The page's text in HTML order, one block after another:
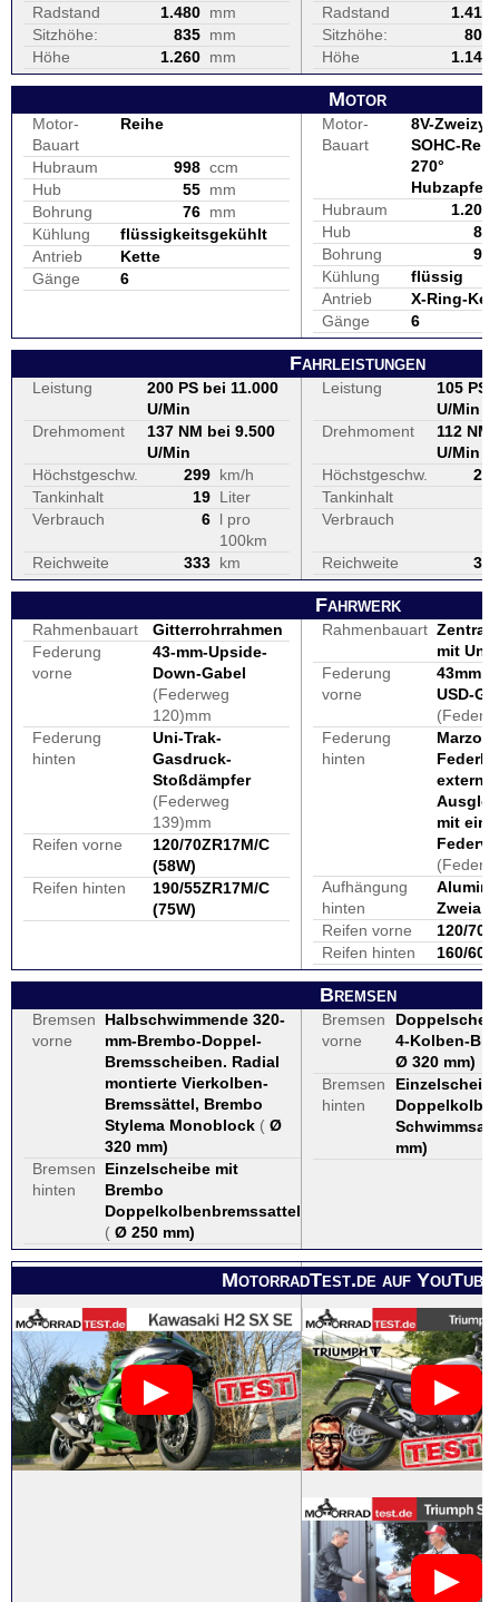
Radstand
1.480 mm
Sitzhöhe:
835 mm
Höhe
1.260 mm
Radstand
1.414
Sitzhöhe:
805
Höhe
1.140
Motor
Motor-
Bauart
Reihe
Hubraum 998 ccm
Hub
55 mm
Bohrung
76 mm
Kühlung
flüssigkeitsgekühlt
Antrieb
Kette
Gänge
6
Motor-
Bauart
8V-
SOHC-
270°
Hubraum
1.200
Hub
80
Bohrung
98
Kühlung
flüssig
Antrieb
X-Ring-
Gänge
6
Fahrleistungen
Leistung
200 PS bei 11.000
U/Min
Drehmoment
137 NM bei 9.500
U/Min
Höchstgeschw.
299 km/h
Tankinhalt
19 Liter
Verbrauch
6 l pro
100km
Reichweite
333 km
Leistung
105 PS
U/Min
Drehmoment
112 NM
U/Min
Höchstgeschw.
215
Tankinhalt
Verbrauch
Reichweite 300
Fahrwerk
Rahmenbauart
Gitterrohrrahmen
Federung
vorne
43-mm-Upside-
Down-Gabel
(Federweg
120)mm
Federung
hinten
Uni-Trak-
Gasdruck-
Stoßdämpfer
(Federweg
139)mm
Reifen vorne
120/70ZR17M/C
(58W)
Reifen hinten
190/55ZR17M/C
(75W)
Rahmenbauart
mit
Federung
vorne
43mm
USD-
Federung
hinten
mit
Aufhängung
hinten
Reifen vorne
120/70
Reifen hinten
160/60
Bremsen
Bremsen
vorne
Halbschwimmende 320-
mm-Brembo-Doppel-
Bremsscheiben. Radial
montierte Vierkolben-
Bremssättel, Brembo
Stylema Monoblock ( Ø
320 mm)
Bremsen
hinten
Einzelscheibe mit
Brembo
Doppelkolbenbremssattel
( Ø 250 mm)
Bremsen
vorne
4-Kolben-
Ø 320 mm)
Bremsen
hinten
mm)
MotorradTest.de auf YouTube